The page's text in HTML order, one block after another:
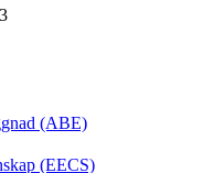
(ABE)
(EECS)